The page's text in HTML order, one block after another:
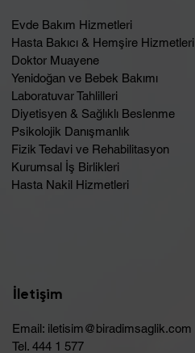
Evde Bakım Hizmetleri
Hasta Bakıcı & Hemşire Hizmetleri
Doktor Muayene
Yenidoğan ve Bebek Bakımı
Laboratuvar Tahlilleri
Diyetisyen & Sağlıklı Beslenme
Psikolojik Danışmanlık
Fizik Tedavi ve Rehabilitasyon
Kurumsal İş Birlikleri
Hasta Nakil Hizmetleri
İletişim
Email: iletisim@biradimsaglik.com
Tel. 444 1 577